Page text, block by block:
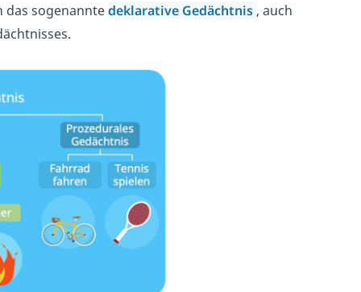
das sogenanntedeklarative Gedächtnis , auch